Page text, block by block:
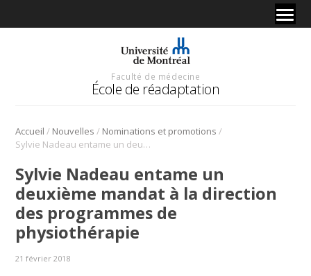
Faculté de médecine
École de réadaptation
Accueil / Nouvelles / Nominations et promotions /
Sylvie Nadeau entame un deuxième mandat à la direction des programmes de physiothérapie
Sylvie Nadeau entame un
deuxième mandat à la direction
des programmes de
physiothérapie
21 février 2018